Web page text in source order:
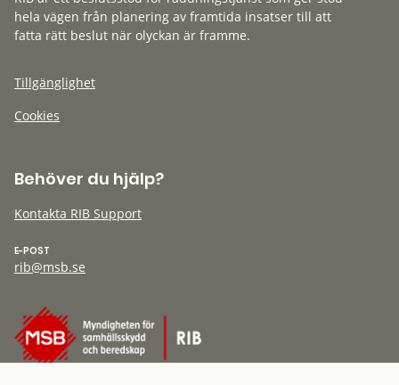
hela vägen från planering av framtida insatser till att
fatta rätt beslut när olyckan är framme.
Tillgänglighet
Cookies
Behöver du hjälp?
Kontakta RIB Support
E-POST
rib@msb.se